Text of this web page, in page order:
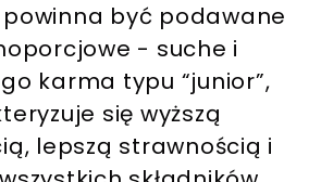
powinna być podawane
- suche i
karma typu “junior”,
się wyższą
lepszą strawnością i